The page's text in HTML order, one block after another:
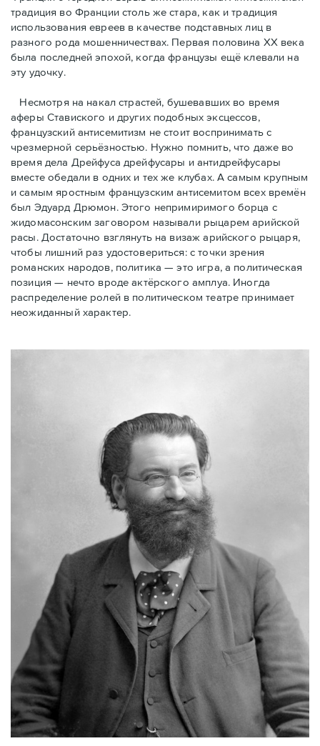
традиция во Франции столь же стара, как и традиция
использования евреев в качестве подставных лиц в
разного рода мошенничествах. Первая половина ХХ века
была последней эпохой, когда французы ещё клевали на
эту удочку.
Несмотря на накал страстей, бушевавших во время
аферы Ставиского и других подобных эксцессов,
французский антисемитизм не стоит воспринимать с
чрезмерной серьёзностью. Нужно помнить, что даже во
время дела Дрейфуса дрейфусары и антидрейфусары
вместе обедали в одних и тех же клубах. А самым крупным
и самым яростным французским антисемитом всех времён
был Эдуард Дрюмон. Этого непримиримого борца с
жидомасонским заговором называли рыцарем арийской
расы. Достаточно взглянуть на визаж арийского рыцаря,
чтобы лишний раз удостовериться: с точки зрения
романских народов, политика — это игра, а политическая
позиция — нечто вроде актёрского амплуа. Иногда
распределение ролей в политическом театре принимает
неожиданный характер.